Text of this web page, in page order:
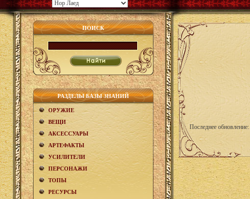
ПОИСК
РАЗДЕЛЫ БАЗЫ ЗНАНИЙ
ОРУЖИЕ
ВЕЩИ
АКCЕСCУАРЫ
АРТЕФАКТЫ
УСИЛИТЕЛИ
ПЕРСОНАЖИ
ТОПЫ
РЕСУРСЫ
Последнее обновление: